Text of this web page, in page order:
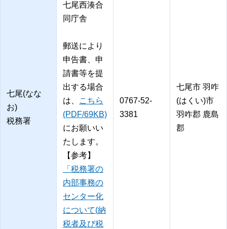
七尾(なな
お)
税務署
七尾西湊合
同庁舎
郵送により
申告書、申
請書等を提
出する場合
は、
こちら
(PDF/69KB)
にお願いい
たします。
【参考】
「税務署の
内部事務の
センター化
について(納
税者及び税
0767-52-
3381
七尾市 羽咋
(はくい)市
羽咋郡 鹿島
郡